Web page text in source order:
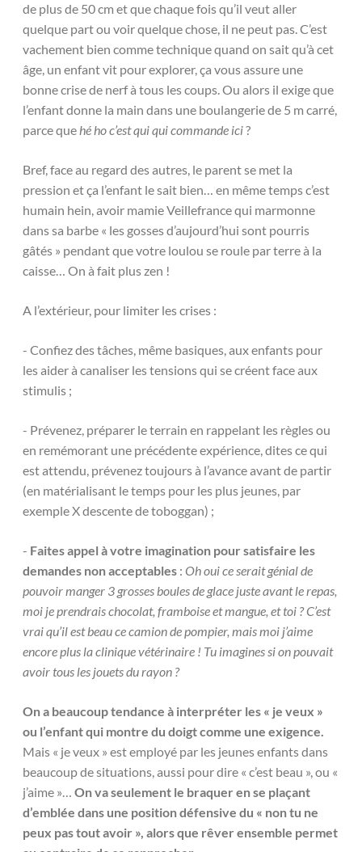
de plus de 50 cm et que chaque fois qu’il veut aller
quelque part ou voir quelque chose, il ne peut pas. C’est
vachement bien comme technique quand on sait qu’à cet
âge, un enfant vit pour explorer, ça vous assure une
bonne crise de nerf à tous les coups. Ou alors il exige que
l’enfant donne la main dans une boulangerie de 5 m carré,
parce quehé ho c’est qui qui commande ici?
Bref, face au regard des autres, le parent se met la
pression et ça l’enfant le sait bien… en même temps c’est
humain hein, avoir mamie Veillefrance qui marmonne
dans sa barbe « les gosses d’aujourd’hui sont pourris
gâtés » pendant que votre loulou se roule par terre à la
caisse… On à fait plus zen !
A l’extérieur, pour limiter les crises :
- Confiez des tâches, même basiques, aux enfants pour
les aider à canaliser les tensions qui se créent face aux
stimulis ;
- Prévenez, préparer le terrain en rappelant les règles ou
en remémorant une précédente expérience, dites ce qui
est attendu, prévenez toujours à l’avance avant de partir
(en matérialisant le temps pour les plus jeunes, par
exemple X descente de toboggan) ;
- Faites appel à votre imagination pour satisfaire les
demandes non acceptables : Oh oui ce serait génial de
pouvoir manger 3 grosses boules de glace juste avant le repas,
moi je prendrais chocolat, framboise et mangue, et toi ?C’est
vrai qu’il est beau ce camion de pompier, mais moi j’aime
encore plus la clinique vétérinaire ! Tu imagines si on pouvait
avoir tous les jouets du rayon ?
On a beaucoup tendance à interpréter les « je veux »
ou l’enfant qui montre du doigt comme une exigence.
Mais « je veux » est employé par les jeunes enfants dans
beaucoup de situations, aussi pour dire « c’est beau », ou «
j’aime »… On va seulement le braquer en se plaçant
d’emblée dans une position défensive du « non tu ne
peux pas tout avoir », alors que rêver ensemble permet